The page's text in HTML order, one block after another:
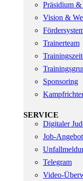
Präsidium &
Vision &
Trainerteam
Sponsoring
SERVICE
Digitaler
Job-Angebot
Telegram
Video-